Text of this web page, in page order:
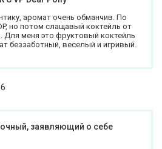
аромат очень обманчив. По
но потом слащавый коктейль от
Для меня это фруктовый коктейль
беззаботный, веселый и игривый.
заявляющий о себе